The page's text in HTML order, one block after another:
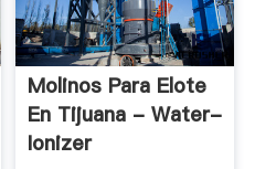
Molinos Para Elote
En Tijuana - Water-
Ionizer